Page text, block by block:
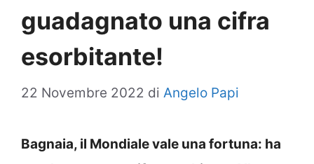
guadagnato una cifra
esorbitante!
22 Novembre 2022 di Angelo Papi
Bagnaia, il Mondiale vale una fortuna: ha